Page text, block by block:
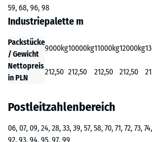
59, 68, 96, 98
Industriepalette m
Packstücke
/ Gewicht
9000kg10000kg11000kg12000kg
Nettopreis
in PLN
212,50 212,50 212,50 212,50
Postleitzahlenbereich
06, 07, 09, 24, 28, 33, 39, 57, 58, 70, 71, 72, 73,
92, 93, 94, 95, 97, 99